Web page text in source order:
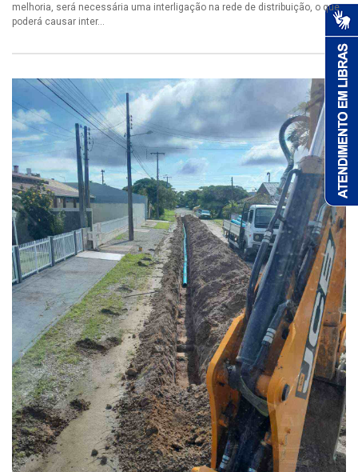
melhoria, será necessária uma interligação na rede de distribuição, o que
poderá causar inter...